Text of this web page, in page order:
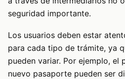
seguridad importante.
Los usuarios deben estar
para cada tipo de trámite, ya
pueden variar. Por ejemplo, el
nuevo pasaporte pueden ser